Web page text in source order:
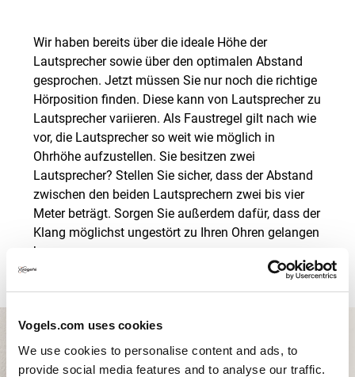
Vogels.com uses cookies
We use cookies to personalise content and ads, to
provide social media features and to analyse our traffic.
Wir haben bereits über die ideale Höhe der
Lautsprecher sowie über den optimalen Abstand
gesprochen. Jetzt müssen Sie nur noch die richtige
Hörposition finden. Diese kann von Lautsprecher zu
Lautsprecher variieren. Als Faustregel gilt nach wie
vor, die Lautsprecher so weit wie möglich in
Ohrhöhe aufzustellen. Sie besitzen zwei
Lautsprecher? Stellen Sie sicher, dass der Abstand
zwischen den beiden Lautsprechern zwei bis vier
Meter beträgt. Sorgen Sie außerdem dafür, dass der
Klang möglichst ungestört zu Ihren Ohren gelangen
kann.